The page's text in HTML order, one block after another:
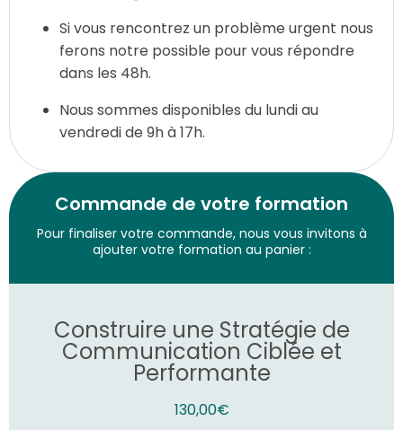
Si vous rencontrez un problème urgent nous
ferons notre possible pour vous répondre
dans les 48h.
Nous sommes disponibles du lundi au
vendredi de 9h à 17h.
Commande de votre formation
Pour finaliser votre commande, nous vous invitons à
ajouter votre formation au panier :
Construire une Stratégie de
Communication Ciblée et
Performante
130,00€